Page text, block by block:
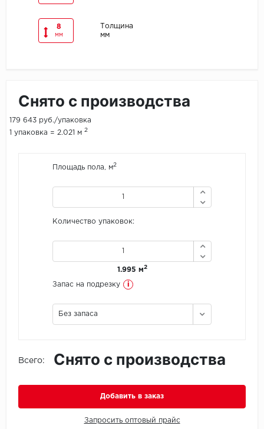
Jinan PDM
LG Decotile
Lucky Floor
Made in Belgium
8
мм
Толщина
мм
Снято с производства
179 643 руб./упаковка
1 упаковка = 2.021 м 2
Площадь пола, м2
Количество упаковок:
1.995 м2
Запас на подрезку i
Без запаса
Всего: Снято с производства
Добавить в заказ
Запросить оптовый прайс